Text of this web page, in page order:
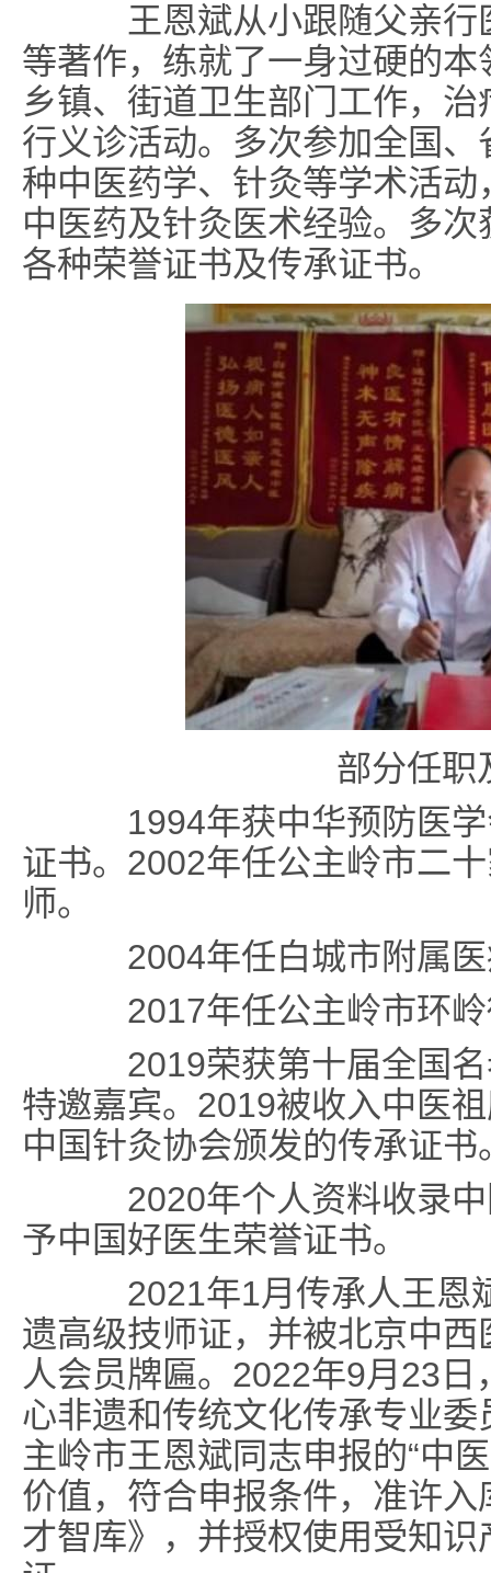
王恩斌从小跟随父亲行
等著作，练就了一身过硬的
乡镇、街道卫生部门工作，
行义诊活动。多次参加全国
种中医药学、针灸等学术活
中医药及针灸医术经验。多
各种荣誉证书及传承证书。
部分任职
1994年获中华预防医学
证书。2002年任公主岭市二
师。
2004年任白城市附属医
2017年任公主岭市环岭
2019荣获第十届全国名
特邀嘉宾。2019被收入中医
中国针灸协会颁发的传承证书
2020年个人资料收录中
予中国好医生荣誉证书。
2021年1月传承人王恩
遗高级技师证，并被北京中
人会员牌匾。2022年9月23
心非遗和传统文化传承专业
主岭市王恩斌同志申报的“中
价值，符合申报条件，准许
才智库》，并授权使用受知识